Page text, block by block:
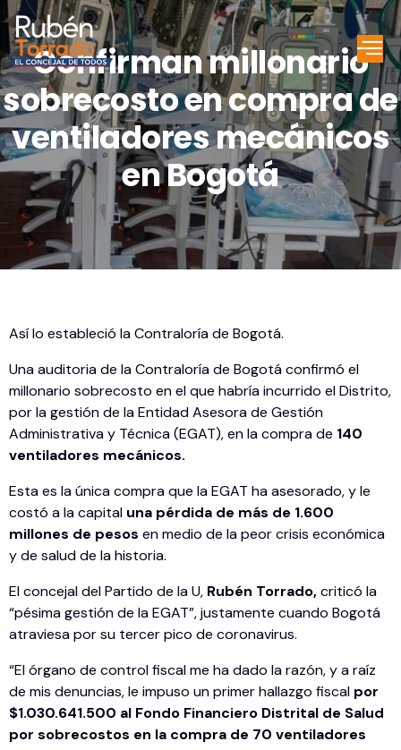
Confirman millonario
sobrecosto en compra de
ventiladores mecánicos
en Bogotá
Así lo estableció la Contraloría de Bogotá.
Una auditoria de la Contraloría de Bogotá confirmó el
millonario sobrecosto en el que habría incurrido el Distrito,
por la gestión de la Entidad Asesora de Gestión
Administrativa y Técnica (EGAT), en la compra de 140
ventiladores mecánicos.
Esta es la única compra que la EGAT ha asesorado, y le
costó a la capital una pérdida de más de 1.600
millones de pesos en medio de la peor crisis económica
y de salud de la historia.
El concejal del Partido de la U, Rubén Torrado,criticó la
“pésima gestión de la EGAT”, justamente cuando Bogotá
atraviesa por su tercer pico de coronavirus.
“El órgano de control fiscal me ha dado la razón, y a raíz
de mis denuncias, le impuso un primer hallazgo fiscal por
$1.030.641.500 al Fondo Financiero Distrital de Salud
por sobrecostos en la compra de 70 ventiladores